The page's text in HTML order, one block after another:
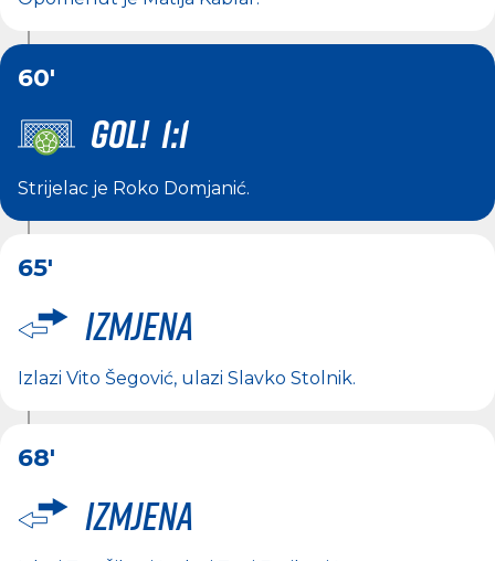
60'
GOL! 1:1
Strijelac je Roko Domjanić.
65'
Izmjena
Izlazi Vito Šegović, ulazi Slavko Stolnik.
68'
Izmjena